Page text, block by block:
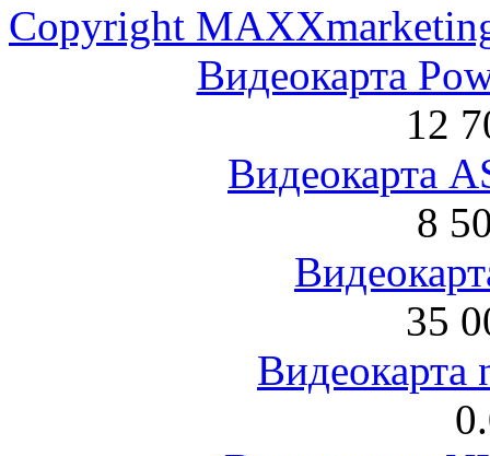
Copyright
Видеокарта
12
Видеокарта
8
35
Видеокарта